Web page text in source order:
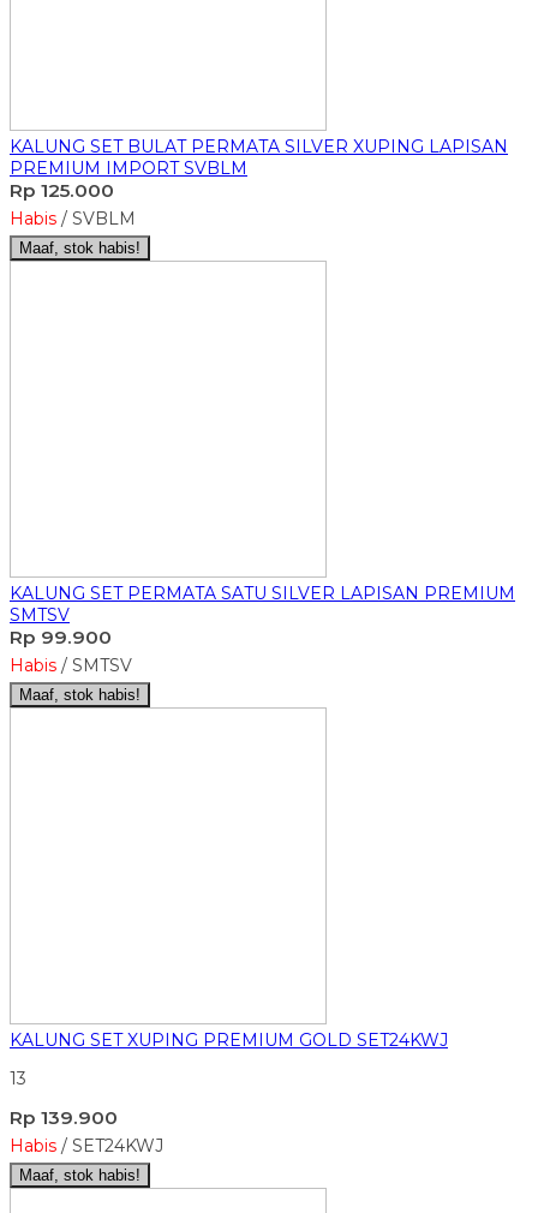
KALUNG SET BULAT PERMATA SILVER XUPING LAPISAN
PREMIUM IMPORT SVBLM
Rp 125.000
Habis / SVBLM
Maaf, stok habis!
KALUNG SET PERMATA SATU SILVER LAPISAN PREMIUM
SMTSV
Rp 99.900
Habis / SMTSV
Maaf, stok habis!
KALUNG SET XUPING PREMIUM GOLD SET24KWJ
13
Rp 139.900
Habis / SET24KWJ
Maaf, stok habis!